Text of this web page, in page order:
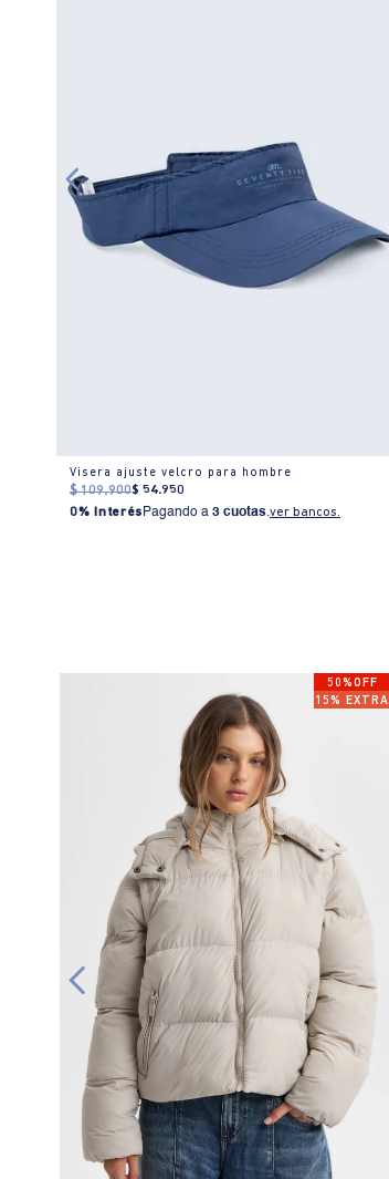
Visera ajuste velcro para hombre
$ 109.900$ 54.950
0% Interés Pagando a3 cuotas.ver bancos.
50%OFF
15% EXTRA